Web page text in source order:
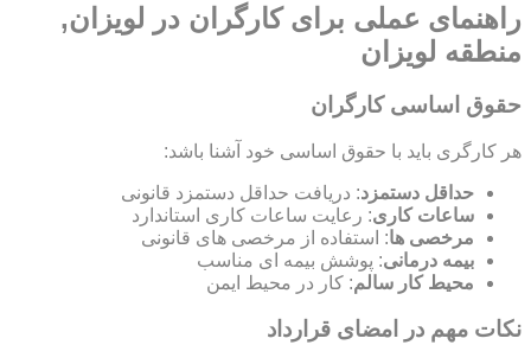
راهنمای عملی برای کارگران در لویزان,
منطقه لویزان
حقوق اساسی کارگران
هر کارگری باید با حقوق اساسی خود آشنا باشد:
حداقل دستمزد: دریافت حداقل دستمزد قانونی
ساعات کاری: رعایت ساعات کاری استاندارد
مرخصی ها: استفاده از مرخصی های قانونی
بیمه درمانی: پوشش بیمه ای مناسب
محیط کار سالم: کار در محیط ایمن
نکات مهم در امضای قرارداد